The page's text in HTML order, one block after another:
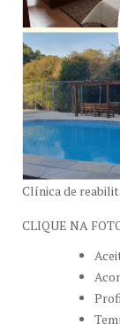
Clínica de
CLIQUE NA